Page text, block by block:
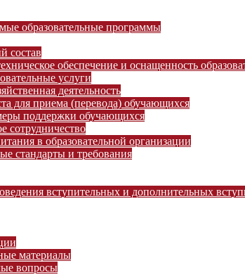
образовательные программы
состав
обеспечение и оснащенность
услуги
деятельность
для приема (перевода) обучающихся
поддержки обучающихся
сотрудничество
в образовательной организации
стандарты и требования
вступительных и дополнительных
материалы
вопросы